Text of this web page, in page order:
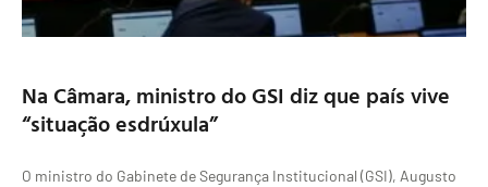
Na Câmara, ministro do GSI diz que país vive
“situação esdrúxula”
O ministro do Gabinete de Segurança Institucional (GSI), Augusto